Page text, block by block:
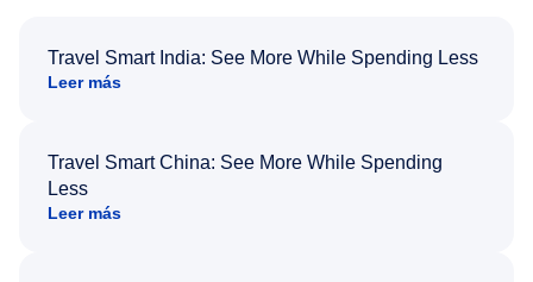
Travel Smart India: See More While Spending Less
Leer más
Travel Smart China: See More While Spending
Less
Leer más